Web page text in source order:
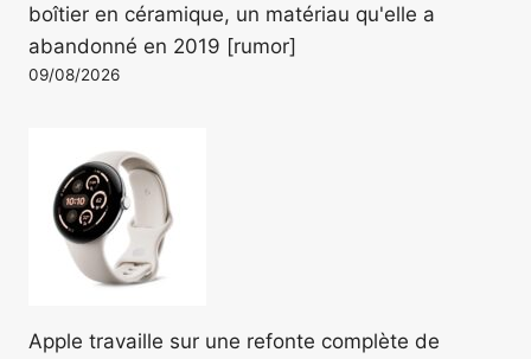
boîtier en céramique, un matériau qu'elle a
abandonné en 2019 [rumor]
09/08/2026
Apple travaille sur une refonte complète de